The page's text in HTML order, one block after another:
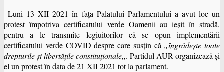
Luni 13 XII 2021 în faţa Palatului Parlamentului a avut loc un
protest împotriva certificatului verde Oamenii au ieşit în stradă,
pentru a le transmite legiuitorilor că se opun implementării
certificatului verde COVID despre care susţin că „îngrădeşte toate
drepturile şi libertăţile constituţionale„. Partidul AUR organizează şi
el un protest în data de 21 XII 2021 tot la parlament.